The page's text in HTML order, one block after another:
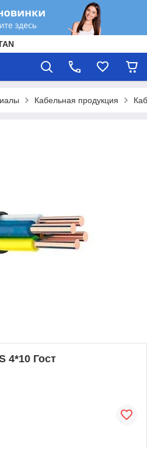
Кабельная продукция
4*10 Гост